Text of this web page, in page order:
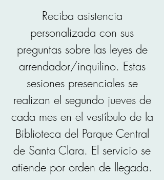
Reciba asistencia
personalizada con sus
preguntas sobre las leyes de
arrendador/inquilino. Estas
sesiones presenciales se
realizan el segundo jueves de
cada mes en el vestíbulo de la
Biblioteca del Parque Central
de Santa Clara. El servicio se
atiende por orden de llegada.